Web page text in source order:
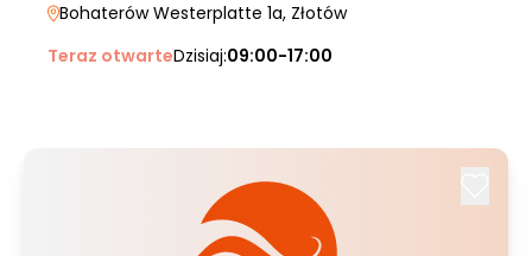
Bohaterów Westerplatte 1a, Złotów
Teraz otwarteDzisiaj:09:00-17:00